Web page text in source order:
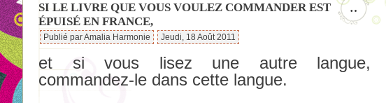
…
SI LE LIVRE QUE VOUS VOULEZ COMMANDER EST
ÉPUISÉ EN FRANCE,
Publié par Amalia Harmonie Jeudi, 18 Août 2011
et si vous lisez une autre langue,
commandez-le dans cette langue.